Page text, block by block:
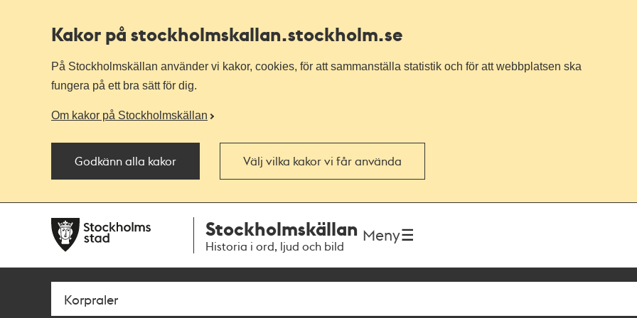
Kakor på stockholmskallan.stockholm.se
På Stockholmskällan använder vi kakor, cookies, för att sammanställa statistik och för att webbplatsen ska
fungera på ett bra sätt för dig.
Om kakor på Stockholmskällan
Godkänn alla kakor Välj vilka kakor vi får använda
navigationen
huvudinnehållet
Stockholmskällan
Historia i ord, ljud och bild
Meny
Sök